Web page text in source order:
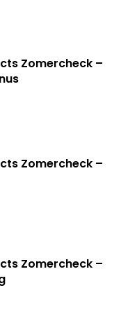
Zomercheck –
Zomercheck –
Zomercheck –